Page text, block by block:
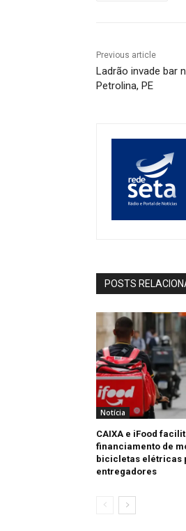
Previous article
Ladrão invade bar
Petrolina, PE
POSTS
Notícia
CAIXA e iFood
financiamento de
bicicletas elétricas
entregadores